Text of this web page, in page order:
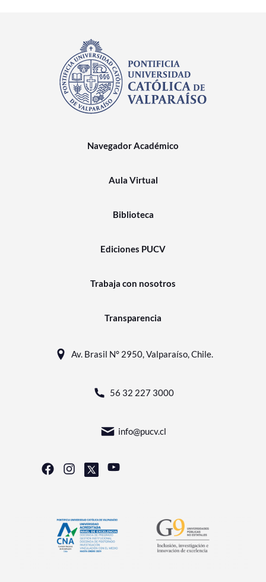
Navegador Académico
Aula Virtual
Biblioteca
Ediciones PUCV
Trabaja con nosotros
Transparencia
Av. Brasil N° 2950, Valparaíso, Chile.
56 32 227 3000
info@pucv.cl